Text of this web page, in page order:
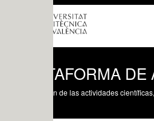
DE
de las actividades científicas, tecnológicas